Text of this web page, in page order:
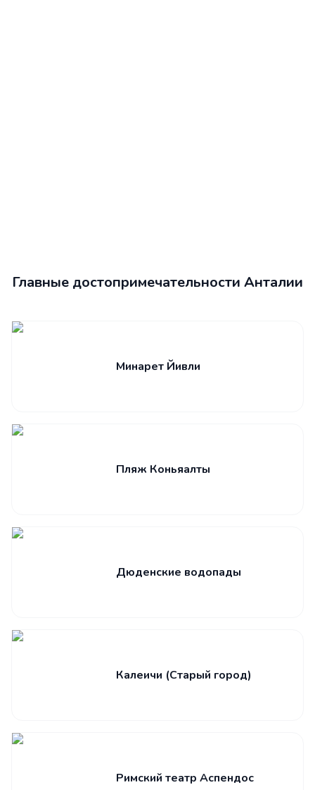
Главные достопримечательности Анталии
Минарет Йивли
Пляж Коньяалты
Дюденские водопады
Калеичи (Старый город)
Римский театр Аспендос